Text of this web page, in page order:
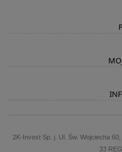
2K-Invest Sp. j. Ul. Św. Wojciecha
33